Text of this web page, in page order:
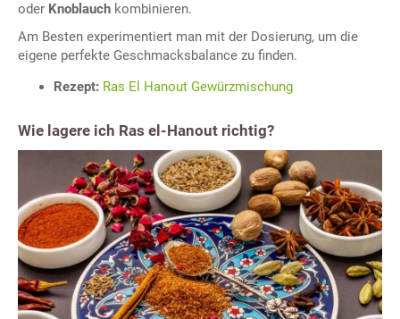
oder Knoblauch kombinieren.
Am Besten experimentiert man mit der Dosierung, um die
eigene perfekte Geschmacksbalance zu finden.
Rezept: Ras El Hanout Gewürzmischung
Wie lagere ich Ras el-Hanout richtig?